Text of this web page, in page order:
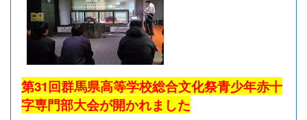
第31回群馬県高等学校総合文化祭青少年赤十
字専門部大会が開かれました